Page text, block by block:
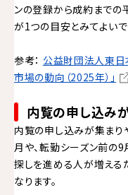
ンの登録から成約までの
が1つの目安とみてよいで
参考： 公益財団法人東
市場の動向（2025年）」
内覧の申し込み
内覧の申し込みが集まり
月や、転勤シーズン前の
探しを進める人が増える
なります。